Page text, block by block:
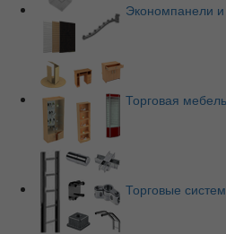
Экономпанели и
Торговая мебель
Торговые